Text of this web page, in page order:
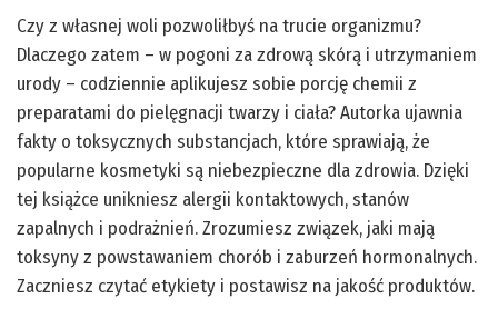
Czy z własnej woli pozwoliłbyś na trucie organizmu?
Dlaczego zatem – w pogoni za zdrową skórą i utrzymaniem
urody – codziennie aplikujesz sobie porcję chemii z
preparatami do pielęgnacji twarzy i ciała? Autorka ujawnia
fakty o toksycznych substancjach, które sprawiają, że
popularne kosmetyki są niebezpieczne dla zdrowia. Dzięki
tej książce unikniesz alergii kontaktowych, stanów
zapalnych i podrażnień. Zrozumiesz związek, jaki mają
toksyny z powstawaniem chorób i zaburzeń hormonalnych.
Zaczniesz czytać etykiety i postawisz na jakość produktów.